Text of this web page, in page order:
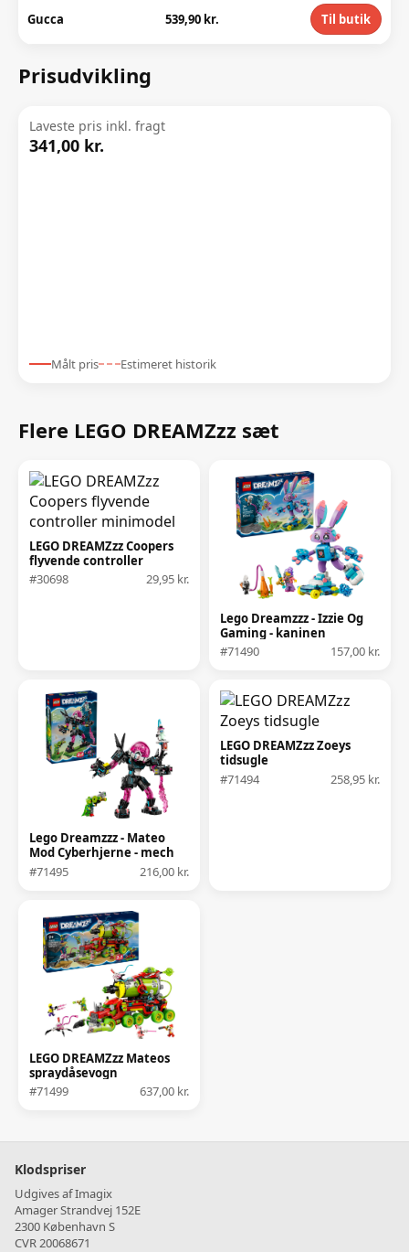
Gucca 539,90 kr. Til butik
Prisudvikling
Laveste pris inkl. fragt
341,00 kr.
Målt pris Estimeret historik
Flere LEGO DREAMZzz sæt
LEGO DREAMZzz Coopers
flyvende controller
minimodel
#30698 29,95 kr.
Lego Dreamzzz - Izzie Og
Gaming - kaninen
Bunchurro
#71490 157,00 kr.
Lego Dreamzzz - Mateo
Mod Cyberhjerne - mech
#71495
216,00 kr.
LEGO DREAMZzz Zoeys
tidsugle
#71494
258,95 kr.
LEGO DREAMZzz Mateos
spraydåsevogn
#71499
637,00 kr.
Klodspriser
Udgives af Imagix
Amager Strandvej 152E
2300 København S
CVR 20068671